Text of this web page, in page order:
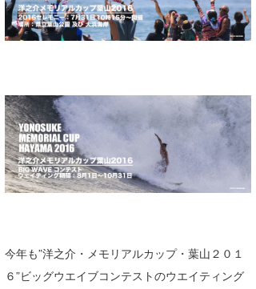
今年も”洋之介・メモリアルカップ・葉山２０１
６”ビッグウエイブコンテストのウエイティング